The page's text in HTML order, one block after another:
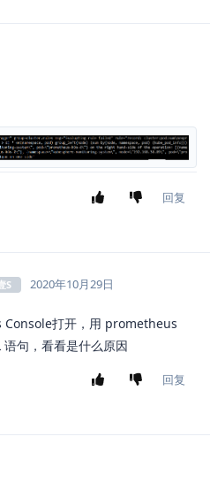
回复
S 2020年10月29日
Console打开，用 prometheus
句，看看是什么原因
回复